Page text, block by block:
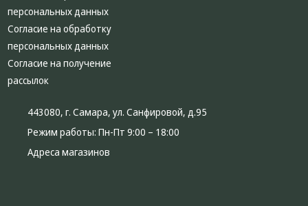
персональных данных
Согласие на обработку
персональных данных
Согласие на получение
рассылок
443080, г. Самара, ул. Санфировой, д.95
Режим работы: Пн-Пт 9:00 – 18:00
Адреса магазинов